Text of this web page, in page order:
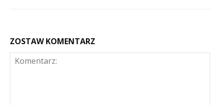
ZOSTAW KOMENTARZ